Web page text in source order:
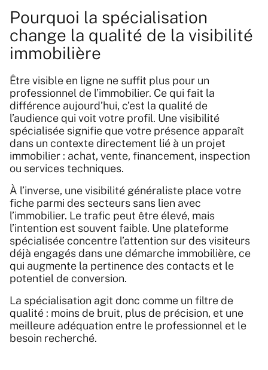
Pourquoi la spécialisation
change la qualité de la visibilité
immobilière
Être visible en ligne ne suffit plus pour un
professionnel de l’immobilier. Ce qui fait la
différence aujourd’hui, c’est la qualité de
l’audience qui voit votre profil. Une visibilité
spécialisée signifie que votre présence apparaît
dans un contexte directement lié à un projet
immobilier : achat, vente, financement, inspection
ou services techniques.
À l’inverse, une visibilité généraliste place votre
fiche parmi des secteurs sans lien avec
l’immobilier. Le trafic peut être élevé, mais
l’intention est souvent faible. Une plateforme
spécialisée concentre l’attention sur des visiteurs
déjà engagés dans une démarche immobilière, ce
qui augmente la pertinence des contacts et le
potentiel de conversion.
La spécialisation agit donc comme un filtre de
qualité : moins de bruit, plus de précision, et une
meilleure adéquation entre le professionnel et le
besoin recherché.